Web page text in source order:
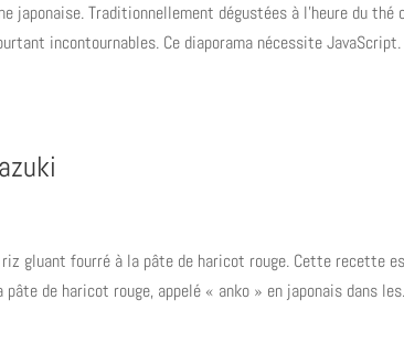
japonaise. Traditionnellement dégustées à l’heure du thé
incontournables. Ce diaporama nécessite JavaScript.
gluant fourré à la pâte de haricot rouge. Cette recette
de haricot rouge, appelé « anko » en japonais dans